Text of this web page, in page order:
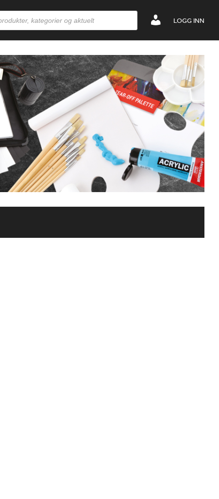
LOGG INN